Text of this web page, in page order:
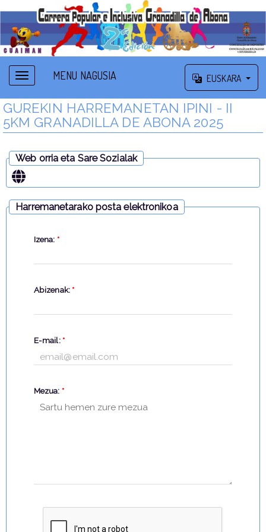
MENU NAGUSIA EUSKARA
GUREKIN HARREMANETAN IPINI - II
5KM GRANADILLA DE ABONA 2025
Web orria eta Sare Sozialak
Harremanetarako posta elektronikoa
Izena: *
Abizenak: *
E-mail: *
Mezua: *